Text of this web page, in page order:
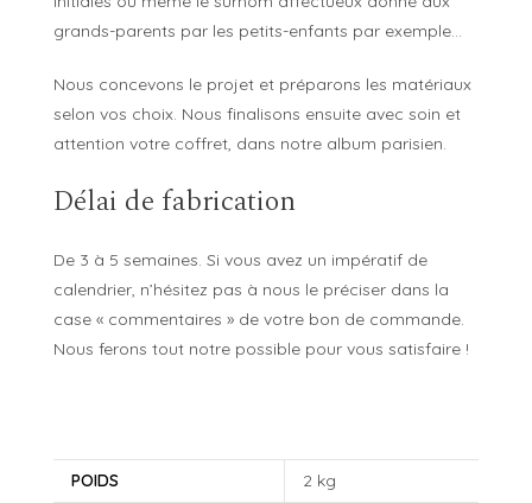
grands-parents par les petits-enfants par exemple…
Nous concevons le projet et préparons les matériaux
selon vos choix. Nous finalisons ensuite avec soin et
attention votre coffret, dans notre album parisien.
Délai de fabrication
De 3 à 5 semaines. Si vous avez un impératif de
calendrier, n’hésitez pas à nous le préciser dans la
case « commentaires » de votre bon de commande.
Nous ferons tout notre possible pour vous satisfaire !
POIDS 2 kg